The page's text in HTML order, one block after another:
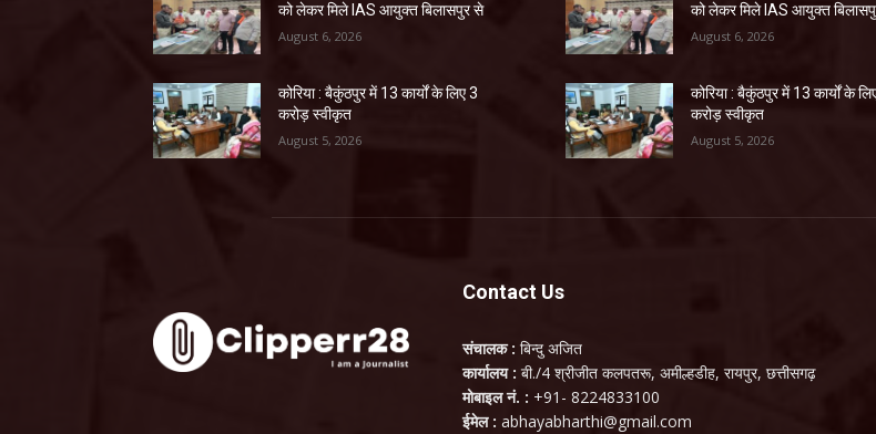
को लेकर मिले IAS आयुक्त बिलासपुर से
August 6, 2026
कोरिया : बैकुंठपुर में 13 कार्यों के लिए 3
करोड़ स्वीकृत
August 5, 2026
को लेकर मिले IAS आयुक्त
August 6, 2026
कोरिया : बैकुंठपुर में 13 कार्यों के
करोड़ स्वीकृत
August 5, 2026
Contact Us
संचालक : बिन्दु अजित
कार्यालय : बी./4 श्रीजीत कलपतरू, अमील्हडीह, रायपुर, छत्तीसगढ़
मोबाइल नं. : +91- 8224833100
ईमेल : abhayabharthi@gmail.com